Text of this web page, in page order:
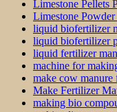
Limestone Pellets
Limestone
liquid biofertilizer
liquid biofertilizer
liquid fertilizer
machine for
make cow manure
Make Fertilizer
making bio